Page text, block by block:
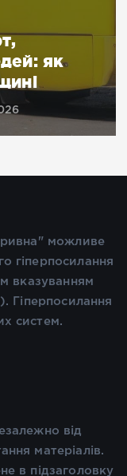
як
можливе
гіперпосилання
вказуванням
Гіперпосилання
систем.
від
матеріалів.
в підзаголовку